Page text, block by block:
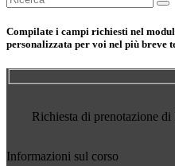
Compilate i campi richiesti nel
personalizzata per voi nel più breve
Richiesta di prenotazione
Informazioni sul corso